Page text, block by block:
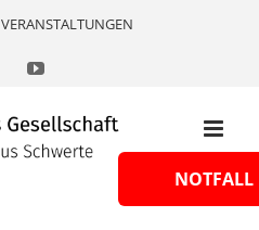
VERANSTALTUNGEN
FacebookYouTube
NOTFALL